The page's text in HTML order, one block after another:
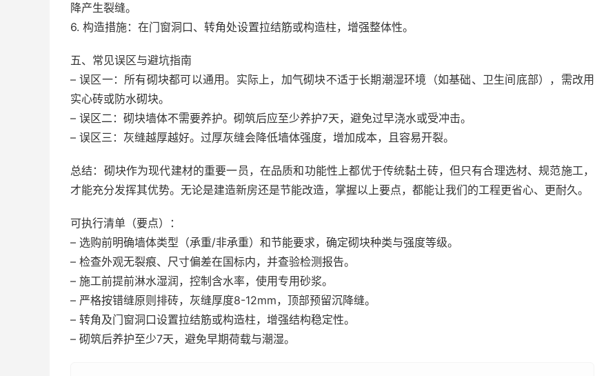
降产生裂缝。
6. 构造措施：在门窗洞口、转角处设置拉结筋或构造柱，增强整体性。
五、常见误区与避坑指南
– 误区一：所有砌块都可以通用。实际上，加气砌块不适于长期潮湿环境（如基础、卫生间底部），需改用
实心砖或防水砌块。
– 误区二：砌块墙体不需要养护。砌筑后应至少养护7天，避免过早浇水或受冲击。
– 误区三：灰缝越厚越好。过厚灰缝会降低墙体强度，增加成本，且容易开裂。
总结：砌块作为现代建材的重要一员，在品质和功能性上都优于传统黏土砖，但只有合理选材、规范施工，
才能充分发挥其优势。无论是建造新房还是节能改造，掌握以上要点，都能让我们的工程更省心、更耐久。
可执行清单（要点）：
– 选购前明确墙体类型（承重/非承重）和节能要求，确定砌块种类与强度等级。
– 检查外观无裂痕、尺寸偏差在国标内，并查验检测报告。
– 施工前提前淋水湿润，控制含水率，使用专用砂浆。
– 严格按错缝原则排砖，灰缝厚度8-12mm，顶部预留沉降缝。
– 转角及门窗洞口设置拉结筋或构造柱，增强结构稳定性。
– 砌筑后养护至少7天，避免早期荷载与潮湿。